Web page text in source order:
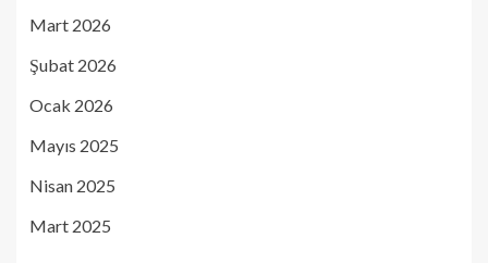
Mart 2026
Şubat 2026
Ocak 2026
Mayıs 2025
Nisan 2025
Mart 2025